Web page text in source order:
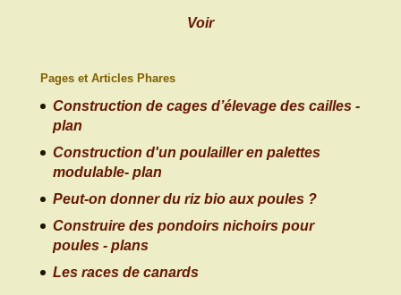
Voir
Pages et Articles Phares
Construction de cages d’élevage des cailles -
plan
Construction d'un poulailler en palettes
modulable- plan
Peut-on donner du riz bio aux poules ?
Construire des pondoirs nichoirs pour
poules - plans
Les races de canards